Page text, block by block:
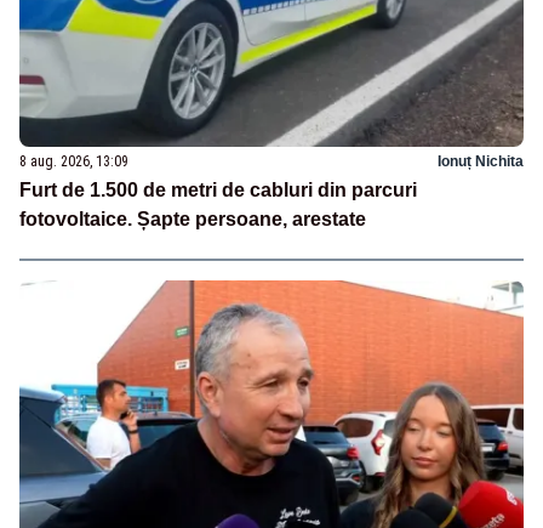
8 aug. 2026, 13:09 Ionuț Nichita
Furt de 1.500 de metri de cabluri din parcuri
fotovoltaice. Șapte persoane, arestate